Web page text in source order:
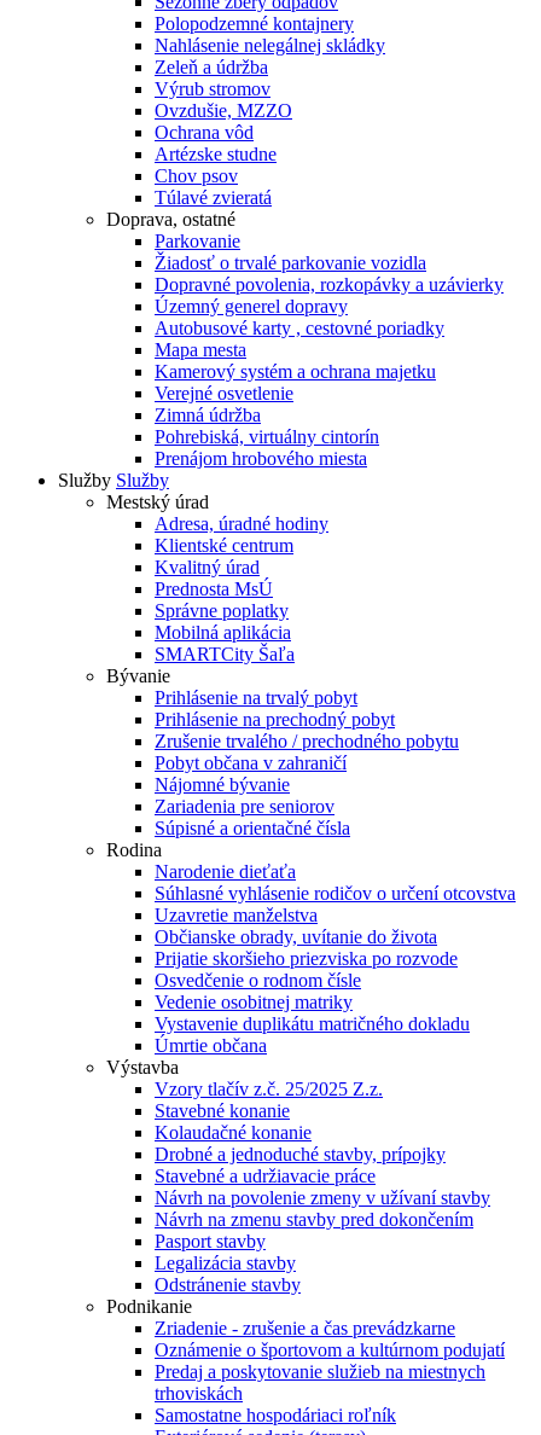
Polopodzemné kontajnery
Nahlásenie nelegálnej skládky
Zeleň a údržba
Výrub stromov
Ovzdušie, MZZO
Ochrana vôd
Artézske studne
Chov psov
Túlavé zvieratá
Doprava, ostatné
Parkovanie
Žiadosť o trvalé parkovanie vozidla
Dopravné povolenia, rozkopávky a uzávierky
Územný generel dopravy
Autobusové karty , cestovné poriadky
Mapa mesta
Kamerový systém a ochrana majetku
Verejné osvetlenie
Zimná údržba
Pohrebiská, virtuálny cintorín
Prenájom hrobového miesta
Služby Služby
Mestský úrad
Adresa, úradné hodiny
Klientské centrum
Kvalitný úrad
Prednosta MsÚ
Správne poplatky
Mobilná aplikácia
SMARTCity Šaľa
Bývanie
Prihlásenie na trvalý pobyt
Prihlásenie na prechodný pobyt
Zrušenie trvalého / prechodného pobytu
Pobyt občana v zahraničí
Nájomné bývanie
Zariadenia pre seniorov
Súpisné a orientačné čísla
Rodina
Narodenie dieťaťa
Súhlasné vyhlásenie rodičov o určení otcovstva
Uzavretie manželstva
Občianske obrady, uvítanie do života
Prijatie skoršieho priezviska po rozvode
Osvedčenie o rodnom čísle
Vedenie osobitnej matriky
Vystavenie duplikátu matričného dokladu
Úmrtie občana
Výstavba
Vzory tlačív z.č. 25/2025 Z.z.
Stavebné konanie
Kolaudačné konanie
Drobné a jednoduché stavby, prípojky
Stavebné a udržiavacie práce
Návrh na povolenie zmeny v užívaní stavby
Návrh na zmenu stavby pred dokončením
Pasport stavby
Legalizácia stavby
Odstránenie stavby
Podnikanie
Zriadenie - zrušenie a čas prevádzkarne
Oznámenie o športovom a kultúrnom podujatí
Predaj a poskytovanie služieb na miestnych
trhoviskách
Samostatne hospodáriaci roľník